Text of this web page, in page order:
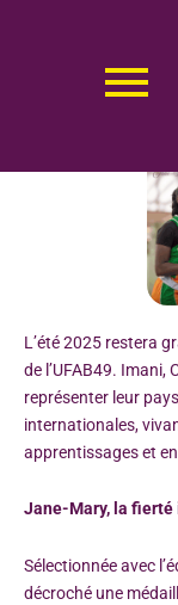
UN ÉTÉ À
L’été 2025 restera
de l’UFAB49. Imani,
représenter leur
internationales,
apprentissages et
Jane-Mary, la
Sélectionnée avec
décroché une